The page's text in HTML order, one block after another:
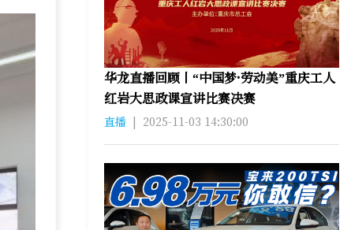
华龙直播回顾丨“中国梦·劳动美”重庆工人
红岩大思政课宣讲比赛决赛
直播 | 2025-11-03 14:30:00